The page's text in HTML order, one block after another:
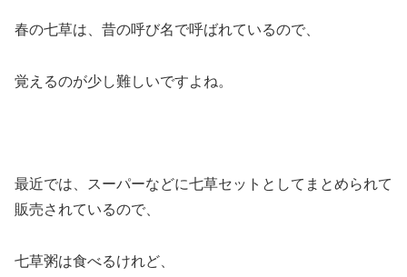
春の七草は、昔の呼び名で呼ばれているので、
覚えるのが少し難しいですよね。
最近では、スーパーなどに七草セットとしてまとめられて
販売されているので、
七草粥は食べるけれど、